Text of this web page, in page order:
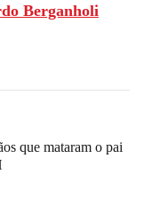
Berganholi
que mataram o pai